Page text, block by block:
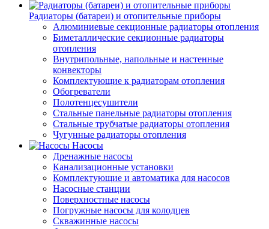
Радиаторы (батареи) и отопительные приборы
Алюминиевые секционные радиаторы отопления
Биметаллические секционные радиаторы
отопления
Внутрипольные, напольные и настенные
конвекторы
Комплектующие к радиаторам отопления
Обогреватели
Полотенцесушители
Стальные панельные радиаторы отопления
Стальные трубчатые радиаторы отопления
Чугунные радиаторы отопления
Насосы
Дренажные насосы
Канализационные установки
Комплектующие и автоматика для насосов
Насосные станции
Поверхностные насосы
Погружные насосы для колодцев
Скважинные насосы